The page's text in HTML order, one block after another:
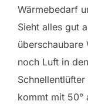
Wärmebedarf
Sieht alles gut
überschaubare
noch Luft in
kommt mit 50°